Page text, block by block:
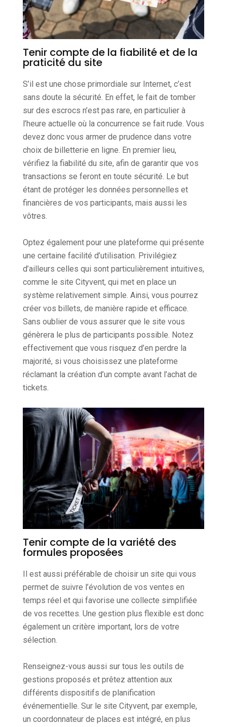
Tenir compte de la fiabilité et de la
praticité du site
S’il est une chose primordiale sur Internet, c’est
sans doute la sécurité. En effet, le fait de tomber
sur des escrocs n’est pas rare, en particulier à
l’heure actuelle où la concurrence se fait rude. Vous
devez donc vous armer de prudence dans votre
choix de billetterie en ligne. En premier lieu,
vérifiez la fiabilité du site, afin de garantir que vos
transactions se feront en toute sécurité. Le but
étant de protéger les données personnelles et
financières de vos participants, mais aussi les
vôtres.
Optez également pour une plateforme qui présente
une certaine facilité d’utilisation. Privilégiez
d’ailleurs celles qui sont particulièrement intuitives,
comme le site Cityvent, qui met en place un
système relativement simple. Ainsi, vous pourrez
créer vos billets, de manière rapide et efficace.
Sans oublier de vous assurer que le site vous
génèrera le plus de participants possible. Notez
effectivement que vous risquez d’en perdre la
majorité, si vous choisissez une plateforme
réclamant la création d’un compte avant l’achat de
tickets.
Tenir compte de la variété des
formules proposées
Il est aussi préférable de choisir un site qui vous
permet de suivre l’évolution de vos ventes en
temps réel et qui favorise une collecte simplifiée
de vos recettes. Une gestion plus flexible est donc
également un critère important, lors de votre
sélection.
Renseignez-vous aussi sur tous les outils de
gestions proposés et prêtez attention aux
différents dispositifs de planification
événementielle. Sur le site Cityvent, par exemple,
un coordonnateur de places est intégré, en plus